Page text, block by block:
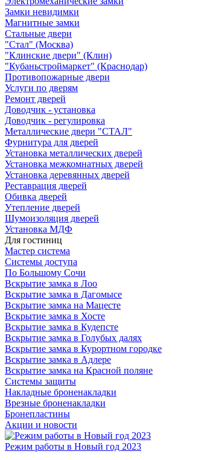
Замки невидимки
Магнитные замки
Стальные двери
"Стал" (Москва)
"Клинские двери" (Клин)
"Кубаньстроймаркет" (Краснодар)
Противопожарные двери
Услуги по дверям
Ремонт дверей
Доводчик - установка
Доводчик - регулировка
Металлические двери "СТАЛ"
Фурнитура для дверей
Установка металлических дверей
Установка межкомнатных дверей
Установка деревянных дверей
Реставрация дверей
Обивка дверей
Утепление дверей
Шумоизоляция дверей
Установка МДФ
Для гостиниц
Мастер система
Системы доступа
По Большому Сочи
Вскрытие замка в Лоо
Вскрытие замка в Дагомысе
Вскрытие замка на Мацесте
Вскрытие замка в Хосте
Вскрытие замка в Кудепсте
Вскрытие замка в Голубых далях
Вскрытие замка в Курортном городке
Вскрытие замка в Адлере
Вскрытие замка на Красной поляне
Системы защиты
Накладные броненакладки
Врезные броненакладки
Бронепластины
Акции и новости
Режим работы в Новый год 2023